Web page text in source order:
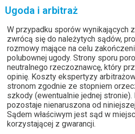
Ugoda i arbitraż
W przypadku sporów wynikających
zwrócą się do należytych sądów,
rozmowy mające na celu
polubownej ugody. Strony sporu
neutralnego rzeczoznawcę, który
opinię. Koszty ekspertyzy
stronom zgodnie ze stopniem
szkody (ewentualnie jednej stronie).
pozostaje nienaruszona od
Sądem właściwym jest sąd w
korzystającej z gwarancji.